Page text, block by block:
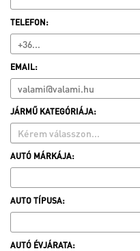
TELEFON:
EMAIL:
JÁRMŰ KATEGÓRIÁJA:
Kérem válasszon...
AUTÓ MÁRKÁJA:
AUTO TÍPUSA:
AUTÓ ÉVJÁRATA: